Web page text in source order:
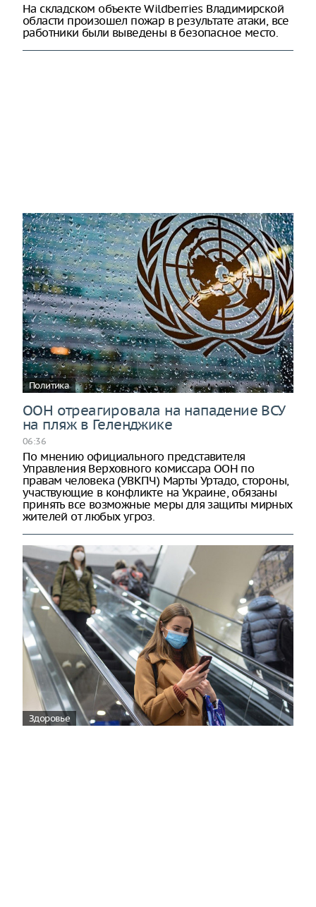
На складском объекте Wildberries Владимирской
области произошел пожар в результате атаки, все
работники были выведены в безопасное место.
Политика
ООН отреагировала на нападение ВСУ
на пляж в Геленджике
06:36
По мнению официального представителя
Управления Верховного комиссара ООН по
правам человека (УВКПЧ) Марты Уртадо, стороны,
участвующие в конфликте на Украине, обязаны
принять все возможные меры для защиты мирных
жителей от любых угроз.
Здоровье